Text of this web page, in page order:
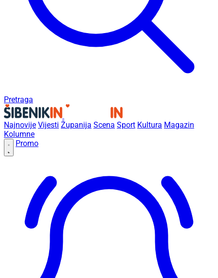
Pretraga
Najnovije Vijesti Županija Scena Sport Kultura Magazin
Kolumne
Promo